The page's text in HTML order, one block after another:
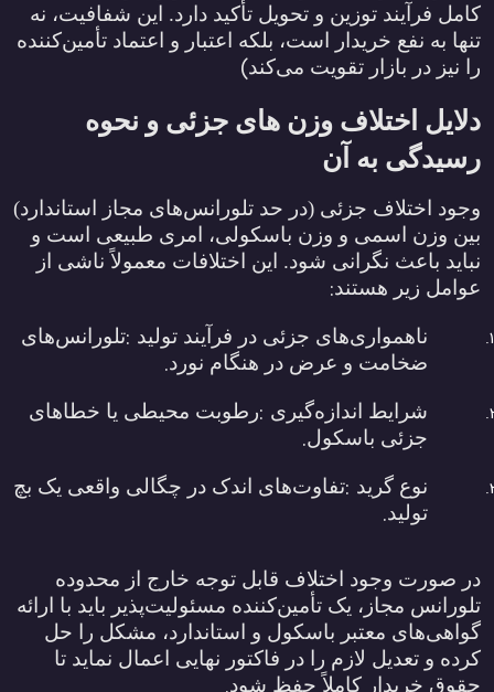
کامل فرآیند توزین و تحویل تأکید دارد. این شفافیت، نه
تنها به نفع خریدار است، بلکه اعتبار و اعتماد تأمین‌کننده
را نیز در بازار تقویت می‌کند(
دلایل اختلاف وزن‌ های جزئی و نحوه
رسیدگی به آن
وجود اختلاف جزئی (در حد تلورانس‌های مجاز استاندارد)
بین وزن اسمی و وزن باسکولی، امری طبیعی است و
نباید باعث نگرانی شود. این اختلافات معمولاً ناشی از
عوامل زیر هستند:
ناهمواری‌های جزئی در فرآیند تولید :تلورانس‌های
ضخامت و عرض در هنگام نورد.
شرایط اندازه‌گیری :رطوبت محیطی یا خطاهای
جزئی باسکول.
نوع گرید :تفاوت‌های اندک در چگالی واقعی یک بچ
تولید.
در صورت وجود اختلاف قابل توجه خارج از محدوده
تلورانس مجاز، یک تأمین‌کننده مسئولیت‌پذیر باید با ارائه
گواهی‌های معتبر باسکول و استاندارد، مشکل را حل
کرده و تعدیل لازم را در فاکتور نهایی اعمال نماید تا
حقوق خریدار کاملاً حفظ شود